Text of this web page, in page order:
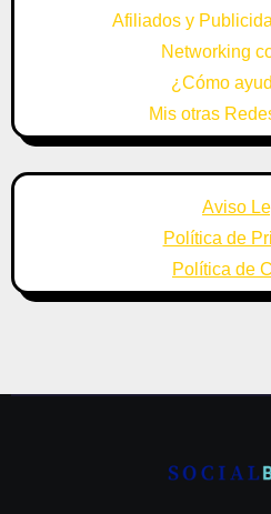
Afiliados y
Networking
¿Cómo
Mis otras
Aviso
Política de
Política de